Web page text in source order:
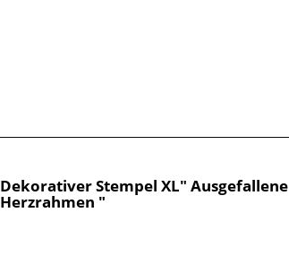
Dekorativer Stempel XL" Ausgefallene
Herzrahmen "